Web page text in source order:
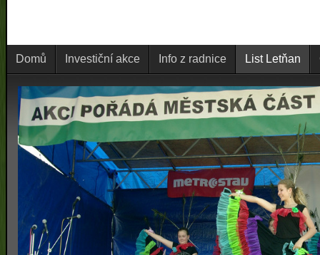
Domů Investiční akce Info z radnice List Letňan